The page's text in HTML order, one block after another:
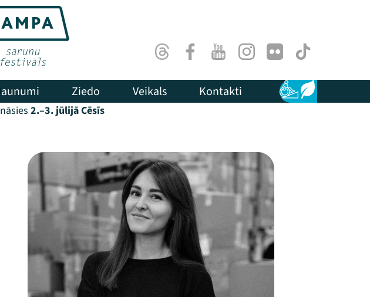
ThreadsFacebookYoutubeInstagram
Flick TikTok
Ziedo Veikals Kontakti Pieejamība
Ilgtspēja
2.–3. jūlijā Cēsīs